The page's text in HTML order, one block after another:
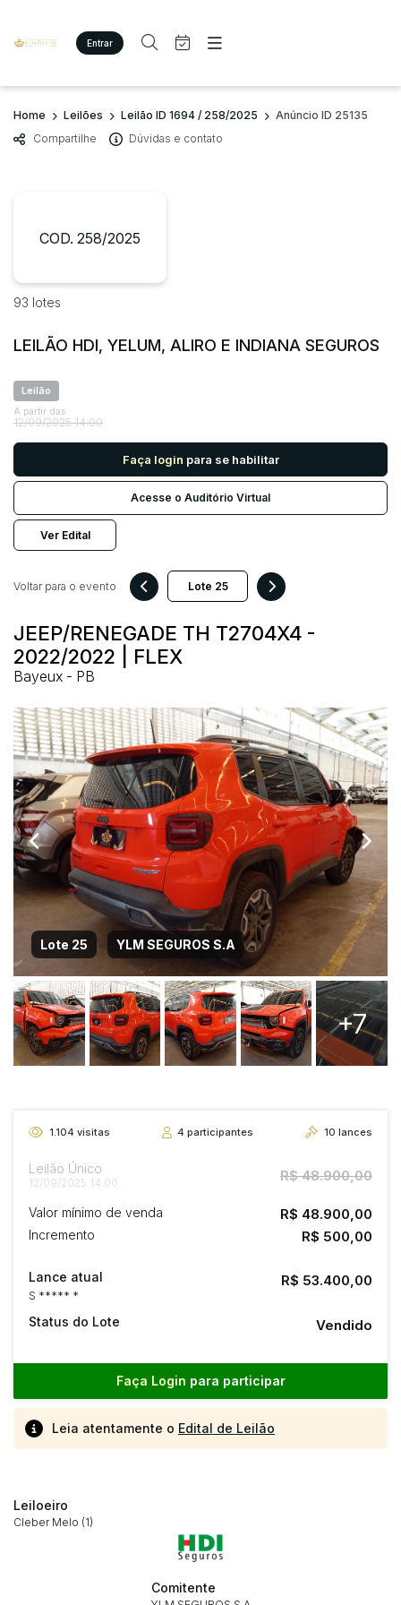
Entrar
Criar conta Entrar
Site
Agenda
Quem Somos
Imóveis
Veículos
Carros
Utilitário
Busca por palavra-chave
Bairro
Judiciais Extrajudiciais
R$
Quem Somos
Home Leilões Leilão ID 1694 / 258/2025
Anúncio ID 25135
Compartilhe
Dúvidas e contato
COD. 258/2025
93 lotes
LEILÃO HDI, YELUM, ALIRO E INDIANA SEGUROS
Leilão
A partir das
12/09/2025 14:00
Faça login para se habilitar
Acesse o Auditório Virtual
Ver Edital
JEEP/RENEGADE TH T2704X4 -
2022/2022 | FLEX
Bayeux - PB
Voltar para o evento
Lote 25 YLM SEGUROS S.A
+7
1.104 visitas 4participantes 10 lances
Leilão Único
12/09/2025 14:00 R$ 48.900,00
Valor mínimo de venda R$ 48.900,00
Incremento R$ 500,00
Lance atual
S ***** *
R$ 53.400,00
Status do Lote Vendido
Faça Login para participar
Leia atentamente o Edital de Leilão
Leiloeiro
Cleber Melo (1)
Comitente